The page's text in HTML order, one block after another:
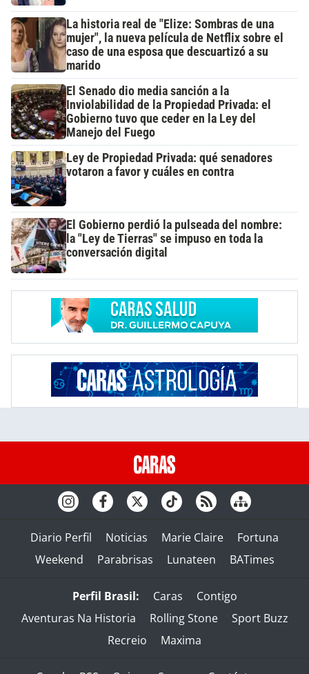
La historia real de "Elize: Sombras de una
mujer", la nueva película de Netflix sobre el
caso de una esposa que descuartizó a su
marido
El Senado dio media sanción a la
Inviolabilidad de la Propiedad Privada: el
Gobierno tuvo que ceder en la Ley del
Manejo del Fuego
Ley de Propiedad Privada: qué senadores
votaron a favor y cuáles en contra
El Gobierno perdió la pulseada del nombre:
la "Ley de Tierras" se impuso en toda la
conversación digital
Diario Perfil Noticias Marie Claire
Fortuna
Weekend
Parabrisas Lunateen BATimes
Perfil Brasil: Caras
Contigo
Aventuras Na Historia
Rolling Stone
Sport Buzz
Recreio
Maxima